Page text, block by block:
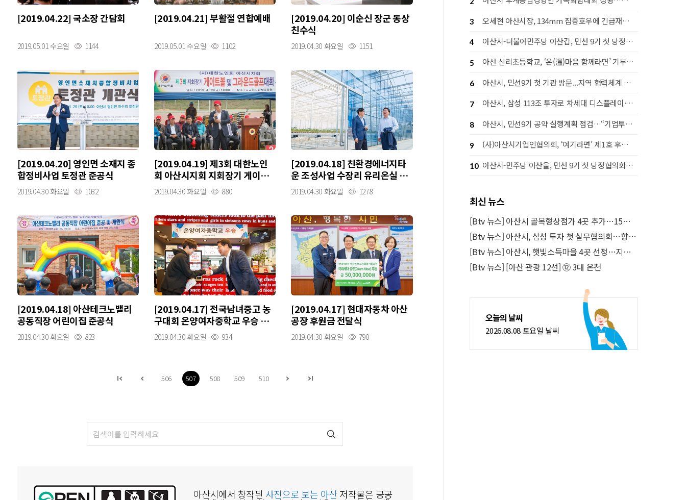
[2019.04.22] 국소장 간담회
2019.05.01 수요일 1144
[2019.04.21] 부활절 연합예배
2019.05.01 수요일 1102
[2019.04.20] 이순신 장군 동상
친수식
2019.04.30 화요일 1151
[2019.04.20] 영인면 소재지 종
합정비사업 토정관 준공식
2019.04.30 화요일 1032
[2019.04.19] 제3회 대한노인
회 아산시지회 지회장기 게이트
볼 및 그라운드골프대회
2019.04.30 화요일 880
[2019.04.18] 친환경에너지타
운 조성사업 수장리 유리온실 준
공
2019.04.30 화요일 1278
[2019.04.18] 아산테크노밸리
공동직장 어린이집 준공식
2019.04.30 화요일 823
[2019.04.17] 전국남녀중고 농
구대회 온양여자중학교 우승 격
려
2019.04.30 화요일 934
[2019.04.17] 현대자동차 아산
공장 후원금 전달식
2019.04.30 화요일 790
506 507 508 509 510
아산시에서 창작된 사진으로 보는 아산저작물은 공공
3 오세현 아산시장, 134mm 집중호우에 긴급재난대책회의 소집
4 아산시-더불어민주당 아산갑, 민선 9기 첫 당정협의회…지역 발전 협력 다짐
5 아산 신리초등학교, ‘온(溫)마음 함께라면’ 기부행사로 라면 1,442개 후원
6 아산시, 민선9기 첫 기관 방문...지역 협력체계 강화 나서
7 아산시, 삼성 113조 투자로 차세대 디스플레이·고대역폭 메모리(HBM) 후공정 핵심도시 도약
8 아산시, 민선9기 공약 실행계획 점검…“기업투자·시민체감 성과 함께 높인다”
9 (사)아산시기업인협의회, ‘여기라면’ 제1호 후원으로 따뜻한 나눔 실천
10 아산시-민주당 아산을, 민선 9기 첫 당정협의회…‘50만 자족도시’ 실현 맞손
최신 뉴스
[Btv 뉴스] 아산시 골목형상점가 4곳 추가…15곳으로 늘어
[Btv 뉴스] 아산시, 삼성 투자 첫 실무협의회…향후 정례화
[Btv 뉴스] 아산시, 햇빛소득마을 4곳 선정…지원 강화
[Btv 뉴스] [아산 관광 12선] ⑫ 3대 온천
오늘의 날씨
2026.08.08 토요일 날씨